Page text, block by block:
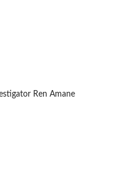
Ren Amane